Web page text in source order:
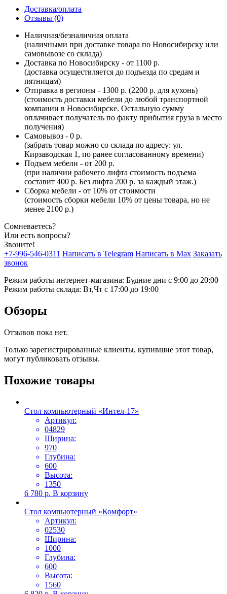
Доставка/оплата
Отзывы (0)
Наличная/безналичная оплата
(наличными при доставке товара по Новосибирску или
самовывозе со склада)
Доставка по Новосибирску - от 1100 р.
(доставка осуществляется до подъезда по средам и
пятницам)
Отправка в регионы - 1300 р. (2200 р. для кухонь)
(стоимость доставки мебели до любой транспортной
компании в Новосибирске. Остальную сумму
оплачивает получатель по факту прибытия груза в место
получения)
Самовывоз - 0 р.
(забрать товар можно со склада по адресу: ул.
Кирзаводская 1, по ранее согласованному времени)
Подъем мебели - от 200 р.
(при наличии рабочего лифта стоимость подъема
составит 400 р. Без лифта 200 р. за каждый этаж.)
Сборка мебели - от 10% от стоимости
(стоимость сборки мебели 10% от цены товара, но не
менее 2100 р.)
Сомневаетесь?
Или есть вопросы?
Звоните!
+7-996-546-0311 Написать в Telegram Написать в Max Заказать
звонок
Режим работы интернет-магазина: Будние дни с 9:00 до 20:00
Режим работы склада: Вт,Чт с 17:00 до 19:00
Обзоры
Отзывов пока нет.
Только зарегистрированные клиенты, купившие этот товар,
могут публиковать отзывы.
Похожие товары
Стол компьютерный «Интел-17»
Артикул:
04829
Ширина:
970
Глубина:
600
Высота:
1350
6 780 р. В корзину
Стол компьютерный «Комфорт»
Артикул:
02530
Ширина:
1000
Глубина:
600
Высота:
1560